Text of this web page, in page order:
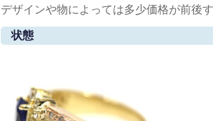
デザインや物によっては多少価格が前後
状態